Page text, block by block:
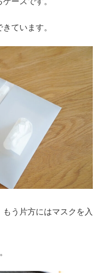
ています。
う片方にはマスクを入